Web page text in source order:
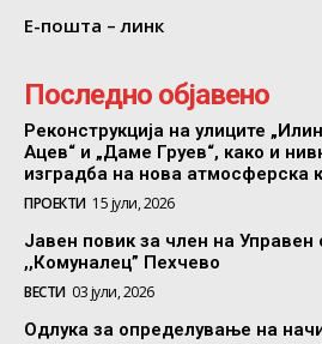
Е-пошта – линк
Последно објавено
Реконструкција на улиците
Ацев“ и „Даме Груев“, како и
изградба на нова атмосферска
ПРОЕКТИ 15 јули, 2026
Јавен повик за член на
,,Комуналец” Пехчево
ВЕСТИ 03 јули, 2026
Одлука за определување на